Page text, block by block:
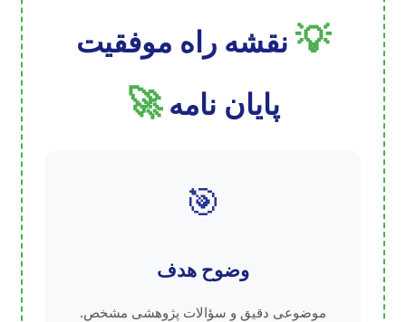
💡 نقشه راه موفقیت
پایان نامه🚀
🎯
وضوح هدف
موضوعی دقیق و سؤالات پژوهشی مشخص.